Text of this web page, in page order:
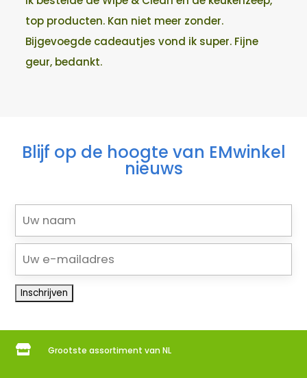
top producten. Kan niet meer zonder.
Bijgevoegde cadeautjes vond ik super. Fijne
geur, bedankt.
Blijf op de hoogte van EMwinkel
nieuws
 Grootste assortiment van NL